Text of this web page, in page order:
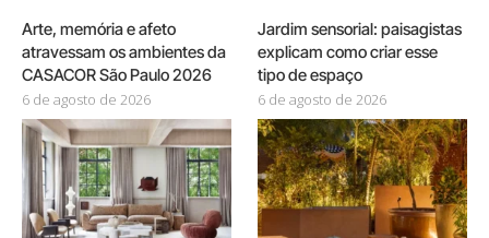
Arte, memória e afeto
atravessam os ambientes da
CASACOR São Paulo 2026
6 de agosto de 2026
Jardim sensorial: paisagistas
explicam como criar esse
tipo de espaço
6 de agosto de 2026